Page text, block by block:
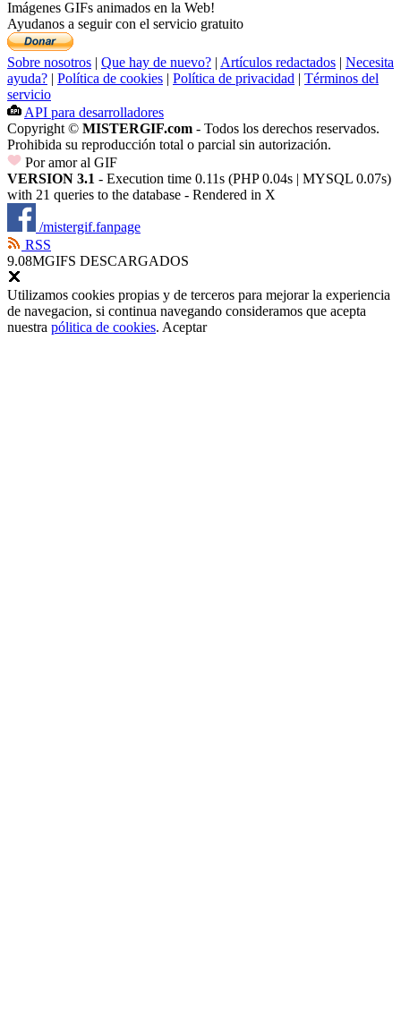
Imágenes GIFs animados en la Web!
Ayudanos a seguir con el servicio gratuito
Sobre nosotros | Que hay de nuevo? | Artículos redactados | Necesita
ayuda? | Política de cookies | Política de privacidad | Términos del
servicio
API para desarrolladores
Copyright © MISTERGIF.com - Todos los derechos reservados.
Prohibida su reproducción total o parcial sin autorización.
Por amor al GIF
VERSION 3.1 - Execution time 0.11s (PHP 0.04s | MYSQL 0.07s)
with 21 queries to the database - Rendered in X
/mistergif.fanpage
RSS
9.08MGIFS DESCARGADOS
Utilizamos cookies propias y de terceros para mejorar la experiencia
de navegacion, si continua navegando consideramos que acepta
nuestra pólitica de cookies. Aceptar